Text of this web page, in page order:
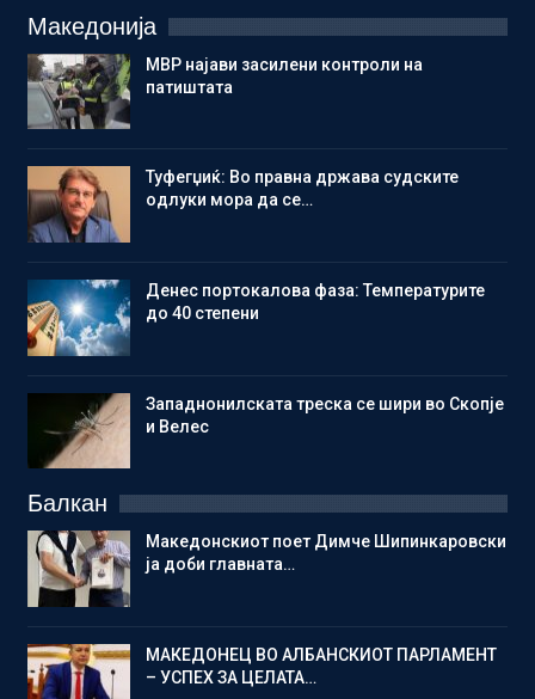
Македонија
МВР најави засилени контроли на
патиштата
Туфегџиќ: Во правна држава судските
одлуки мора да се…
Денес портокалова фаза: Температурите
до 40 степени
Западнонилската треска се шири во Скопје
и Велес
Балкан
Македонскиот поет Димче Шипинкаровски
ја доби главната…
МАКЕДОНЕЦ ВО АЛБАНСКИОТ ПАРЛАМЕНТ
– УСПЕХ ЗА ЦЕЛАТА…